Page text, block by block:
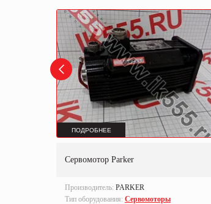
ПОДРОБНЕЕ
Сервомотор Parker
Производитель: PARKER
Тип оборудования: Сервомоторы